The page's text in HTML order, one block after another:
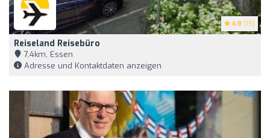
4.8 (19)
Reiseland Reisebüro
7,4km, Essen
Adresse und Kontaktdaten anzeigen